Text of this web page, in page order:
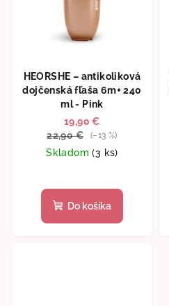
HEORSHE – antikoliková
dojčenská fľaša 6m+ 240
ml - Pink
19,90 €
22,90 €
(–13 %)
Skladom(3 ks)
hodnotenie
produktu
Do košíka